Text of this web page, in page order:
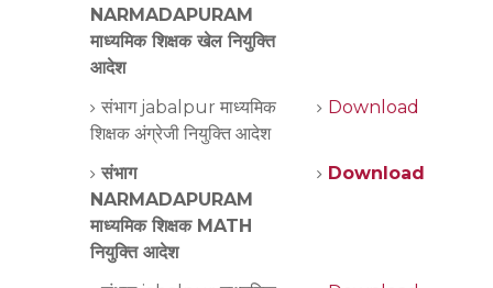
NARMADAPURAM
माध्यमिक शिक्षक खेल नियुक्ति
आदेश
संभाग jabalpur माध्यमिक
शिक्षक अंग्रेजी नियुक्ति आदेश
Download
संभाग
NARMADAPURAM
माध्यमिक शिक्षक MATH
नियुक्ति आदेश
Download